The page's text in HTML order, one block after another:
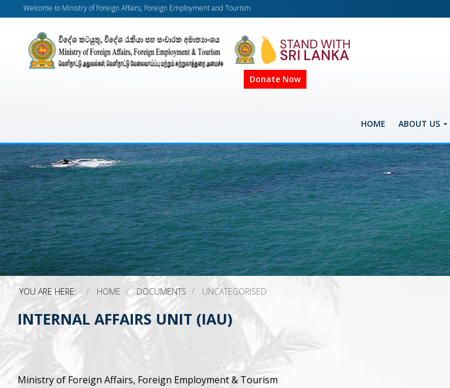
Welcome to Ministry of Foreign Affairs, Foreign Employment and Tourism
Donate Now
HOME ABOUT US
YOU ARE HERE: HOME DOCUMENTS UNCATEGORISED
INTERNAL AFFAIRS UNIT (IAU)
Ministry of Foreign Affairs, Foreign Employment & Tourism